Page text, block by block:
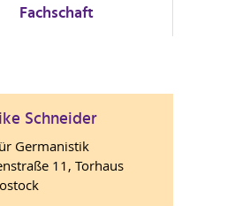
Fachschaft
Schneider
Germanistik
11, Torhaus